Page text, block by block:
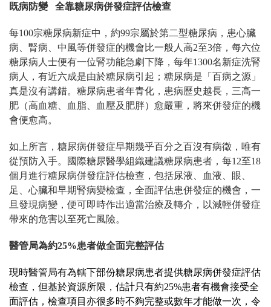
既病防變 全靠糖尿病併發症評估檢查
每100宗糖尿病新症中，約99宗屬於第二型糖尿病，患心臟
病、腎病、中風等併發症的機會比一般人高2至3倍 ，每六位
糖尿病人士便有一位腎功能急劇下降 ，每年1300名新症洗腎
病人，有近六成是由於糖尿病引起； 糖尿病是「百病之源」
真是沒有講錯。糖尿病患者年青化，患病歷史越長，三高一
肥 （高血糖、血脂、血壓及肥胖） 愈嚴重，將來併發症的機
會便愈高。
如上所言，糖尿病併發症早期幾乎百分之百沒有病徵，唯有
從預防入手。國際糖尿醫學組織建議糖尿病患者，每12至18
個月進行糖尿病併發症評估檢查，包括尿液、血液、眼、
足、心臟和早期腎病變檢查，全面評估患併發症的機會，一
旦發現病變，便可即時作出適當治療及轉介，以減輕併發症
帶來的危害以至死亡風險。
醫管局為約25%患者做全面完整評估
現時醫管局有為轄下部份糖尿病患者提供糖尿病併發症評估
檢查，但基於資源所限，估計只有約25%患者有機會接受全
面評估，檢查項目亦很多時不夠完整或數年才能做一次，令